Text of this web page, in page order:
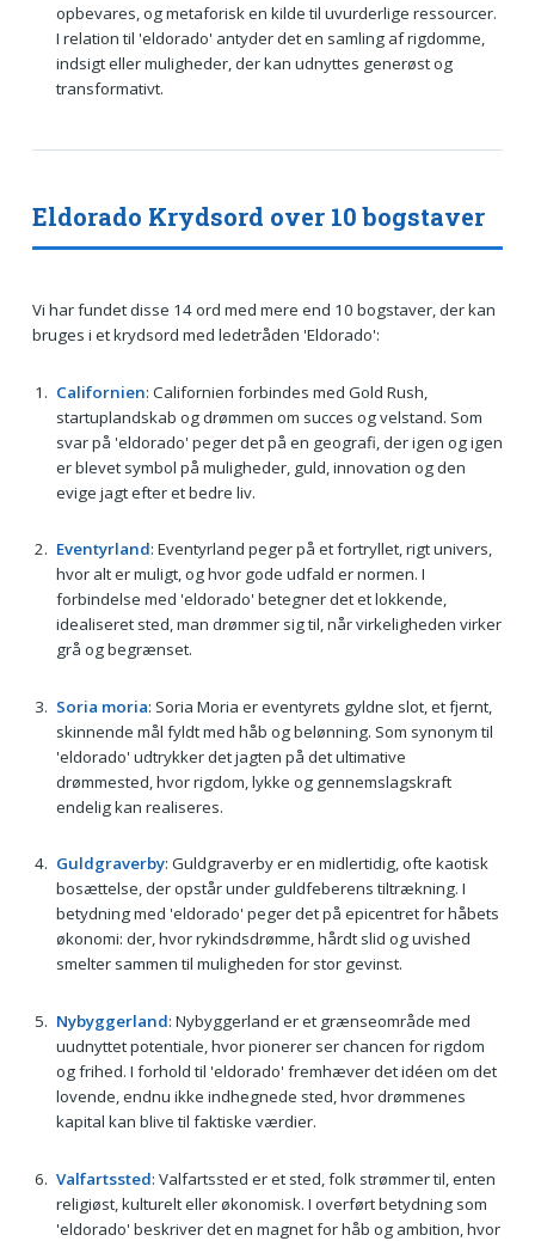
opbevares, og metaforisk en kilde til uvurderlige ressourcer.
I relation til 'eldorado' antyder det en samling af rigdomme,
indsigt eller muligheder, der kan udnyttes generøst og
transformativt.
Eldorado Krydsord over 10 bogstaver
Vi har fundet disse 14 ord med mere end 10 bogstaver, der kan
bruges i et krydsord med ledetråden 'Eldorado':
Californien: Californien forbindes med Gold Rush,
startuplandskab og drømmen om succes og velstand. Som
svar på 'eldorado' peger det på en geografi, der igen og igen
er blevet symbol på muligheder, guld, innovation og den
evige jagt efter et bedre liv.
Eventyrland: Eventyrland peger på et fortryllet, rigt univers,
hvor alt er muligt, og hvor gode udfald er normen. I
forbindelse med 'eldorado' betegner det et lokkende,
idealiseret sted, man drømmer sig til, når virkeligheden virker
grå og begrænset.
Soria moria: Soria Moria er eventyrets gyldne slot, et fjernt,
skinnende mål fyldt med håb og belønning. Som synonym til
'eldorado' udtrykker det jagten på det ultimative
drømmested, hvor rigdom, lykke og gennemslagskraft
endelig kan realiseres.
Guldgraverby: Guldgraverby er en midlertidig, ofte kaotisk
bosættelse, der opstår under guldfeberens tiltrækning. I
betydning med 'eldorado' peger det på epicentret for håbets
økonomi: der, hvor rykindsdrømme, hårdt slid og uvished
smelter sammen til muligheden for stor gevinst.
Nybyggerland: Nybyggerland er et grænseområde med
uudnyttet potentiale, hvor pionerer ser chancen for rigdom
og frihed. I forhold til 'eldorado' fremhæver det idéen om det
lovende, endnu ikke indhegnede sted, hvor drømmenes
kapital kan blive til faktiske værdier.
Valfartssted: Valfartssted er et sted, folk strømmer til, enten
religiøst, kulturelt eller økonomisk. I overført betydning som
'eldorado' beskriver det en magnet for håb og ambition, hvor